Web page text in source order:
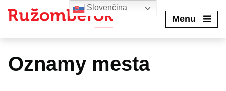
Menu
Oznamy mesta
Slovenčina